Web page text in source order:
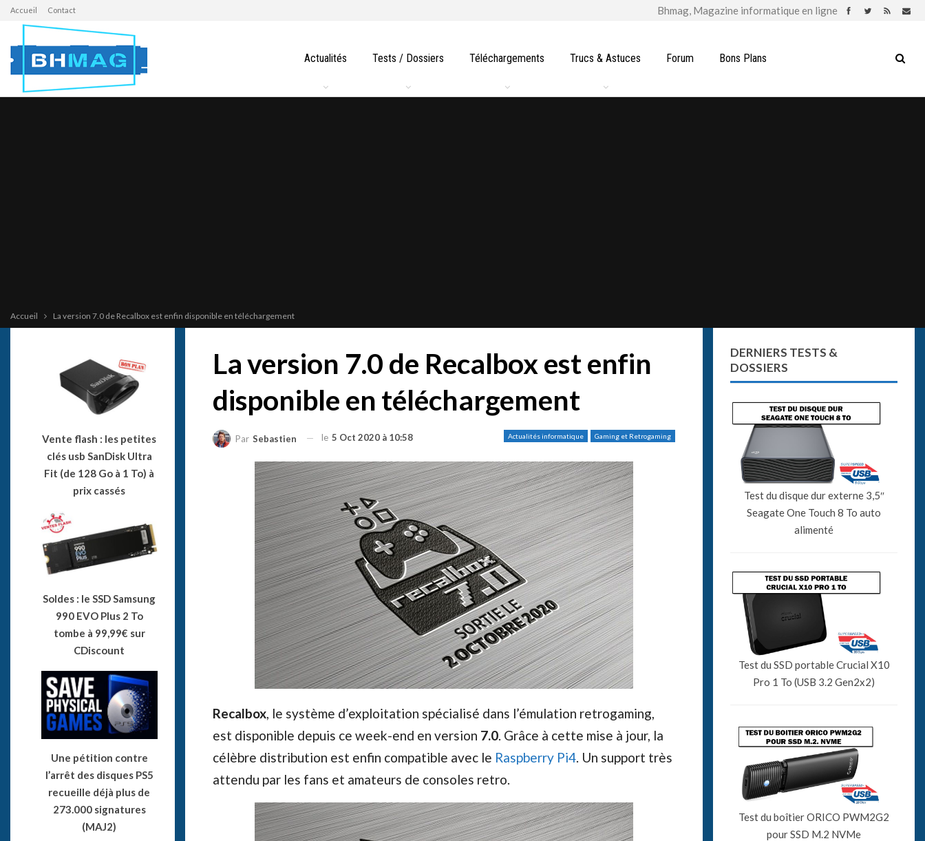
Accueil Contact
Actualités Tests / Dossiers Téléchargements Trucs & Astuces Forum Bons Plans
Accueil La version 7.0 de Recalbox est enfin disponible en téléchargement
La version 7.0 de Recalbox est enfin
disponible en téléchargement
Actualités informatique Gaming et Retrogaming
Par Sebastien le 5 Oct 2020 à 10:58
Recalbox, le système d’exploitation spécialisé dans l’émulation retrogaming,
est disponible depuis ce week-end en version 7.0. Grâce à cette mise à jour, la
célèbre distribution est enfin compatible avec le Raspberry Pi4. Un support très
attendu par les fans et amateurs de consoles retro.
DERNIERS TESTS &
DOSSIERS
Test du disque dur externe 3,5″
Seagate One Touch 8 To auto
alimenté
Test du SSD portable Crucial X10
Pro 1 To (USB 3.2 Gen2x2)
Test du boîtier ORICO PWM2G2
pour SSD M.2 NVMe
Vente flash : les petites
clés usb SanDisk Ultra
Fit (de 128 Go à 1 To) à
prix cassés
Soldes : le SSD Samsung
990 EVO Plus 2 To
tombe à 99,99€ sur
CDiscount
Une pétition contre
l’arrêt des disques PS5
recueille déjà plus de
273.000 signatures
(MAJ2)